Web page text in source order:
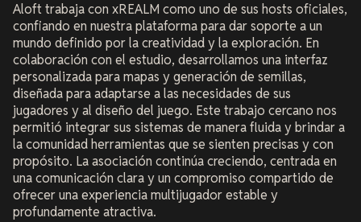
Aloft trabaja con xREALM como uno de sus hosts oficiales,
confiando en nuestra plataforma para dar soporte a un
mundo definido por la creatividad y la exploración. En
colaboración con el estudio, desarrollamos una interfaz
personalizada para mapas y generación de semillas,
diseñada para adaptarse a las necesidades de sus
jugadores y al diseño del juego. Este trabajo cercano nos
permitió integrar sus sistemas de manera fluida y brindar a
la comunidad herramientas que se sienten precisas y con
propósito. La asociación continúa creciendo, centrada en
una comunicación clara y un compromiso compartido de
ofrecer una experiencia multijugador estable y
profundamente atractiva.